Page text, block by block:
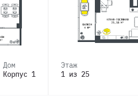
Дом
Корпус 1
Этаж
1 из 25